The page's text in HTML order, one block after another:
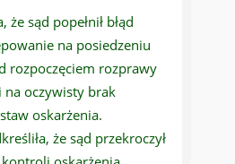
że sąd popełnił błąd
na posiedzeniu
rozpoczęciem rozprawy
na oczywisty brak
oskarżenia.
że sąd przekroczył